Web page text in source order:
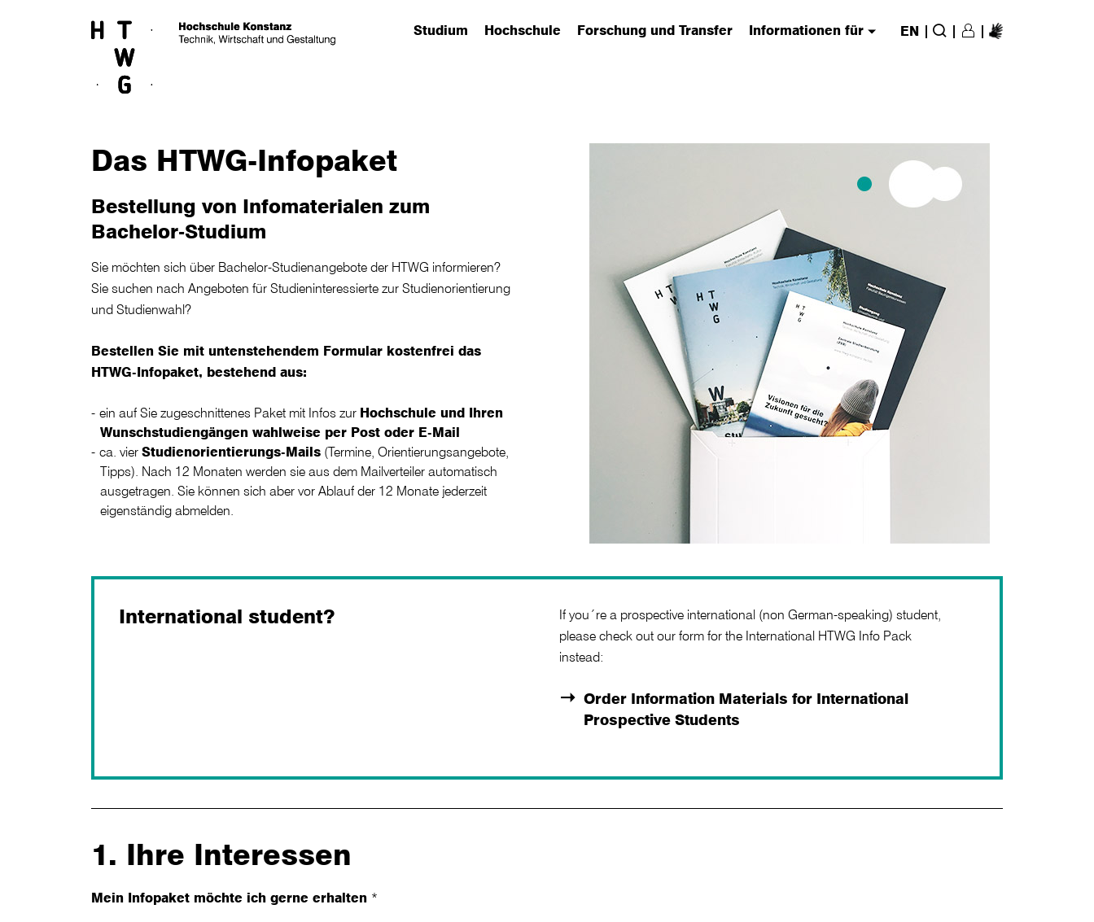
Studium
(has submenu)Hochschule
(has submenu)Forschung und Transfer
(has submenu) Informationen für
(has submenu) EN | Suche
| Login/Register
|
Das HTWG-Infopaket
Bestellung von Infomaterialen zum
Bachelor-Studium
Sie möchten sich über Bachelor-Studienangebote der HTWG informieren?
Sie suchen nach Angeboten für Studieninteressierte zur Studienorientierung
und Studienwahl?
Bestellen Sie mit untenstehendem Formular kostenfrei das
HTWG-Infopaket, bestehend aus:
ein auf Sie zugeschnittenes Paket mit Infos zur Hochschule und Ihren
Wunschstudiengängen wahlweise per Post oder E-Mail
ca. vier Studienorientierungs-Mails (Termine, Orientierungsangebote,
Tipps). Nach 12 Monaten werden sie aus dem Mailverteiler automatisch
ausgetragen. Sie können sich aber vor Ablauf der 12 Monate jederzeit
eigenständig abmelden.
International student?
If you´re a prospective international (non German-speaking) student,
please check out our form for the International HTWG Info Pack
instead:
Order Information Materials for International
Prospective Students
1. Ihre Interessen
Mein Infopaket möchte ich gerne erhalten *